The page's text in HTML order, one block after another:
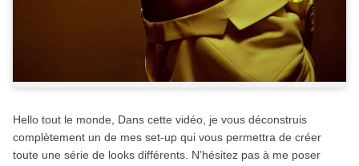
Hello tout le monde, Dans cette vidéo, je vous déconstruis
complètement un de mes set-up qui vous permettra de créer
toute une série de looks différents. N’hésitez pas à me poser